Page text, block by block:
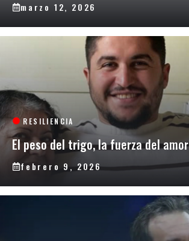
marzo 12, 2026
RESILIENCIA
El peso del trigo, la fuerza del amor
febrero 9, 2026